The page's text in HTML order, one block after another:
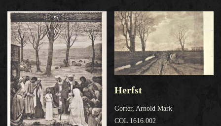
Herfst
Gorter, Arnold Mark
COL 1616.002